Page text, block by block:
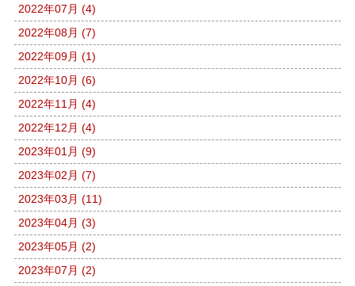
2022年07月 (4)
2022年08月 (7)
2022年09月 (1)
2022年10月 (6)
2022年11月 (4)
2022年12月 (4)
2023年01月 (9)
2023年02月 (7)
2023年03月 (11)
2023年04月 (3)
2023年05月 (2)
2023年07月 (2)